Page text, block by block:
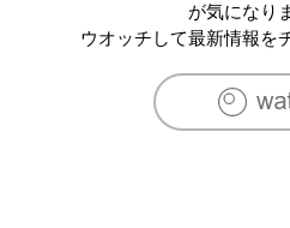
が気になり
ウオッチして最新情報を